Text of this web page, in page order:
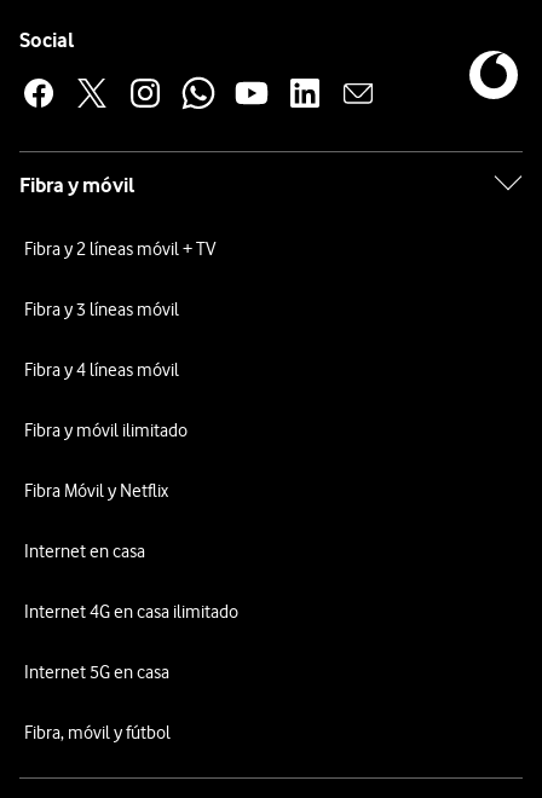
Social
Fibra y móvil
Fibra y 2 líneas móvil + TV
Fibra y 3 líneas móvil
Fibra y 4 líneas móvil
Fibra y móvil ilimitado
Fibra Móvil y Netflix
Internet en casa
Internet 4G en casa ilimitado
Internet 5G en casa
Fibra, móvil y fútbol